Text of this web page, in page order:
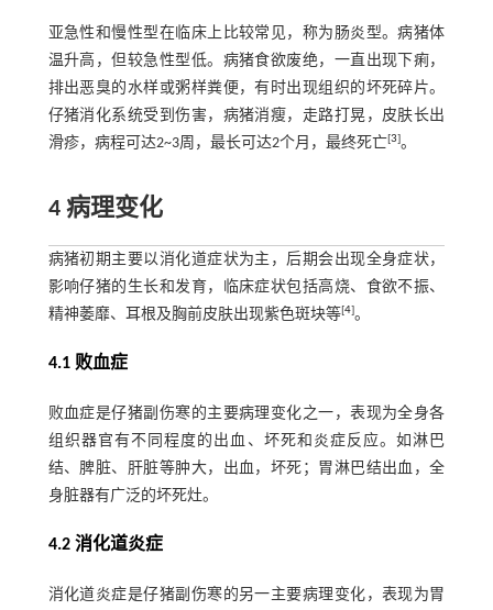
亚急性和慢性型在临床上比较常见，称为肠炎型。病猪体
温升高，但较急性型低。病猪食欲废绝，一直出现下痢，
排出恶臭的水样或粥样粪便，有时出现组织的坏死碎片。
仔猪消化系统受到伤害，病猪消瘦，走路打晃，皮肤长出
滑疹，病程可达2~3周，最长可达2个月，最终死亡[3]。
4 病理变化
病猪初期主要以消化道症状为主，后期会出现全身症状，
影响仔猪的生长和发育，临床症状包括高烧、食欲不振、
精神萎靡、耳根及胸前皮肤出现紫色斑块等[4]。
4.1 败血症
败血症是仔猪副伤寒的主要病理变化之一，表现为全身各
组织器官有不同程度的出血、坏死和炎症反应。如淋巴
结、脾脏、肝脏等肿大，出血，坏死；胃淋巴结出血，全
身脏器有广泛的坏死灶。
4.2 消化道炎症
消化道炎症是仔猪副伤寒的另一主要病理变化，表现为胃